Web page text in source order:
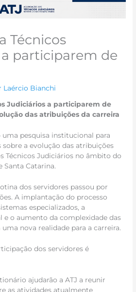
Técnicos
participarem de
Laércio Bianchi
Judiciários a participarem de
das atribuições da carreira
uma pesquisa institucional para
a evolução das atribuições
Técnicos Judiciários no âmbito do
Santa Catarina.
dos servidores passou por
A implantação do processo
especializados, a
o aumento da complexidade das
nova realidade para a carreira.
dos servidores é
ajudarão a ATJ a reunir
as atividades atualmente